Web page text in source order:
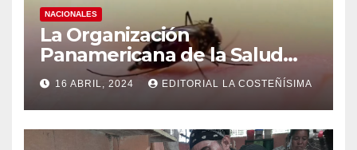
NACIONALES
La Organización
Panamericana de la Salud
(OPS), recomienda reforzar
medidas ante el aumento de
casos de dengue
16 ABRIL, 2024 EDITORIAL LA COSTEÑÍSIMA